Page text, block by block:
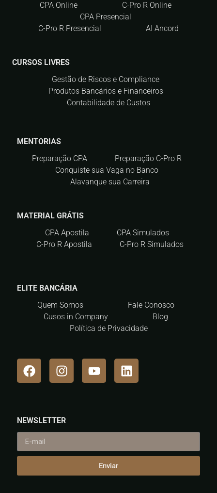
CPA Online
C-Pro R Online
CPA Presencial
C-Pro R Presencial
AI Ancord
CURSOS LIVRES
Gestão de Riscos e Compliance
Produtos Bancários e Financeiros
Contabilidade de Custos
MENTORIAS
Preparação CPA
Preparação C-Pro R
Conquiste sua Vaga no Banco
Alavanque sua Carreira
MATERIAL GRÁTIS
CPA Apostila
CPA Simulados
C-Pro R Apostila
C-Pro R Simulados
ELITE BANCÁRIA
Quem Somos
Fale Conosco
Cusos in Company
Blog
Política de Privacidade
NEWSLETTER
Enviar